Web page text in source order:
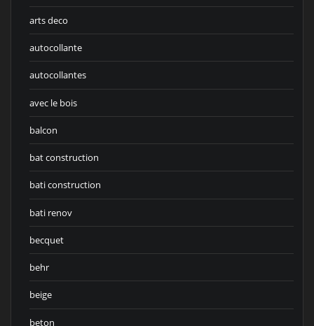
arts deco
autocollante
autocollantes
avec le bois
balcon
bat construction
bati construction
bati renov
becquet
behr
beige
beton